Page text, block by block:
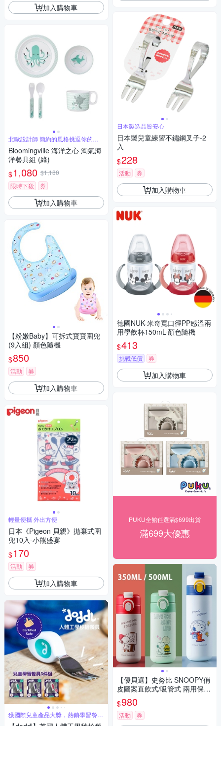
加入購物車
北歐設計師 簡約的風格挑逗你的味
蕾
Bloomingville 海洋之心 淘氣海
洋餐具組 (綠)
$1,080 $1,180
限時下殺
券
加入購物車
【粉嫩Baby】可拆式寶寶圍兜
(9入組) 顏色隨機
$850
活動 券
加入購物車
輕量便攜 外出方便
日本《Pigeon 貝親》拋棄式圍
兜10入-小熊盛宴
$170
活動 券
加入購物車
獲國際兒童產品大獎，熱銷學習餐具
首選
【doddl】英國人體工學秒拾餐
日本製造品質安心
日本製兒童練習不鏽鋼叉子-2
入
$228
活動 券
加入購物車
德國NUK-米奇寬口徑PP感溫兩
用學飲杯150mL-顏色隨機
$413
挑戰低價 券
加入購物車
PUKU全館任選滿$699出貨
滿699大優惠
【優貝選】史努比 SNOOPY俏
皮圖案直飲式/吸管式 兩用保冷/
保溫 水壺(平輸品)
$980
活動 券